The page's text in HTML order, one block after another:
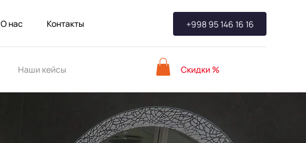
О нас Контакты +998 95 146 16 16
Наши кейсы Скидки %